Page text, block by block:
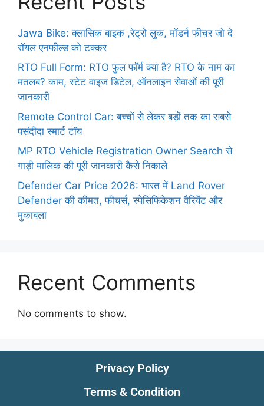
Jawa Bike: क्लासिक बाइक ,रेट्रो लुक, मॉडर्न फीचर जो दे
रॉयल एनफील्ड को टक्कर
RTO Full Form: RTO फुल फॉर्म क्या है? RTO के नाम का
मतलब? काम, स्टेट वाइज डिटेल, ऑनलाइन सेवाओं की पूरी
जानकारी
Remote Control Car: बच्चों से लेकर बड़ों तक का सबसे
पसंदीदा स्मार्ट टॉय
MP RTO Vehicle Registration Owner Search से
गाड़ी मालिक की पूरी जानकारी कैसे निकाले
Defender Car Price 2026: भारत में Land Rover
Defender की कीमत, फीचर्स, स्पेसिफिकेशन वैरियेंट और
मुकाबला
Recent Comments
No comments to show.
Privacy Policy
Terms & Condition